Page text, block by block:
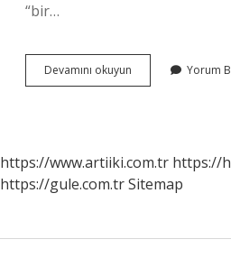
“bir…
Devamını okuyun
Ne
Yorum
https://www.artiiki.com.tr https://
https://gule.com.trSitemap